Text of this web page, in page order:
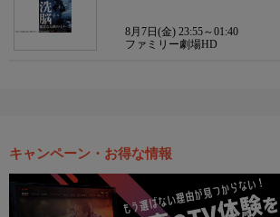
8月7日(金) 23:55～01:40
ファミリー劇場HD
キャンペーン・お得な情報